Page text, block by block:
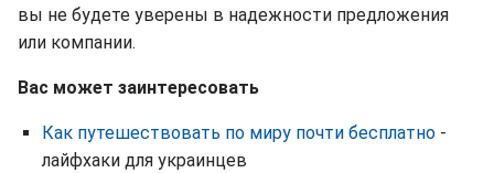
вы не будете уверены в надежности предложения
или компании.
Вас может заинтересовать
Как путешествовать по миру почти бесплатно -
лайфхаки для украинцев